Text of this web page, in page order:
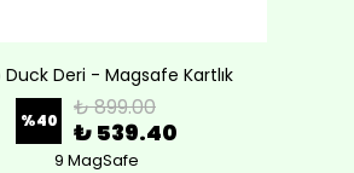
Duck Deri - Magsafe Kartlık
%40 ₺ 899.00
₺ 539.40
9 MagSafe